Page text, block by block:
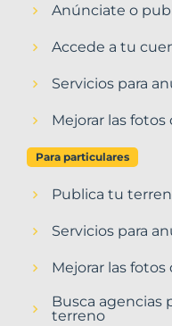
Anúnciate o
Accede a tu
Servicios para
Mejorar las
Para particulares
Publica tu
Servicios para
Mejorar las
Busca agencias
terreno